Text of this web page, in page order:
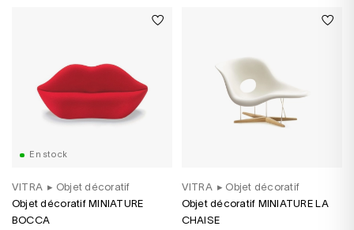
En stock
VITRA ▸ Objet décoratif
Objet décoratif MINIATURE
BOCCA
VITRA ▸ Objet décoratif
Objet décoratif MINIATURE LA
CHAISE